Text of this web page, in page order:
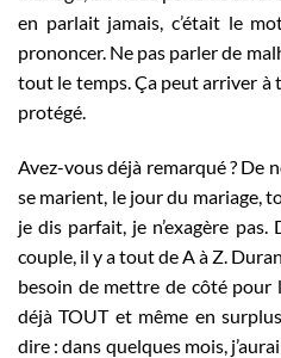
en parlait jamais, c’était le
prononcer. Ne pas parler de
tout le temps. Ça peut arriver à
protégé.
Avez-vous déjà remarqué ? De
se marient, le jour du mariage,
je dis parfait, je n’exagère
couple, il y a tout de A à Z.
besoin de mettre de côté pour
déjà TOUT et même en
dire : dans quelques mois,